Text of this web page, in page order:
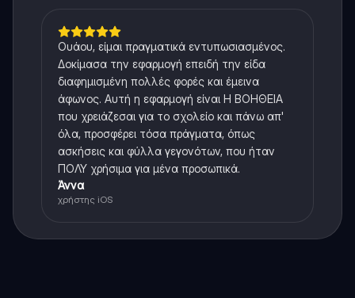
Ουάου, είμαι πραγματικά εντυπωσιασμένος.
Δοκίμασα την εφαρμογή επειδή την είδα
διαφημισμένη πολλές φορές και έμεινα
άφωνος. Αυτή η εφαρμογή είναι Η ΒΟΗΘΕΙΑ
που χρειάζεσαι για το σχολείο και πάνω απ'
όλα, προσφέρει τόσα πράγματα, όπως
ασκήσεις και φύλλα γεγονότων, που ήταν
ΠΟΛΥ χρήσιμα για μένα προσωπικά.
Άννα
χρήστης iOS